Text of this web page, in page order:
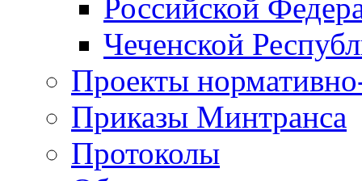
Российской
Чеченской
Проекты
Приказы Минтранса
Протоколы